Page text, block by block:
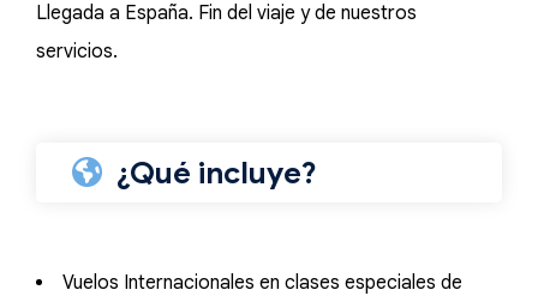
Llegada a España. Fin del viaje y de nuestros
servicios.
¿Qué incluye?
Vuelos Internacionales en clases especiales de